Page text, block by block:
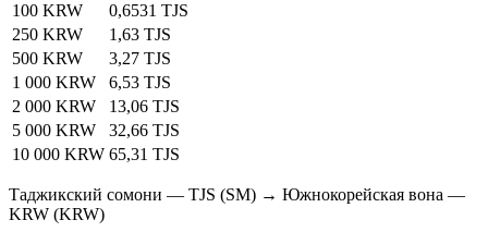
100 KRW
0,6531 TJS
250 KRW
1,63 TJS
500 KRW
3,27 TJS
1 000 KRW
6,53 TJS
2 000 KRW
13,06 TJS
5 000 KRW
32,66 TJS
10 000 KRW 65,31 TJS
Таджикский сомони — TJS (SM) → Южнокорейская вона —
KRW (KRW)